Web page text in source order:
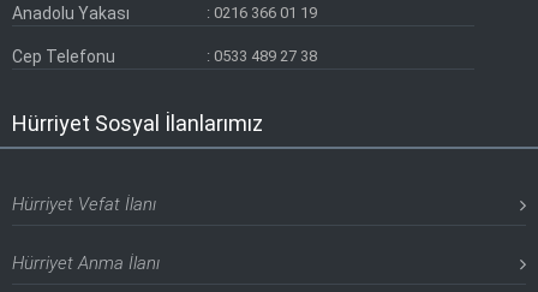
Anadolu Yakası : 0216 366 01 19
Cep Telefonu : 0533 489 27 38
Hürriyet Sosyal İlanlarımız
Hürriyet Vefat İlanı
Hürriyet Anma İlanı